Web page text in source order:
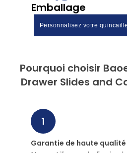
Emballage
Personnalisez votre
Pourquoi choisir
Drawer Slides and
1
Garantie de haute qualité